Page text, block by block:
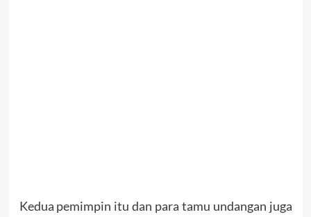
Kedua pemimpin itu dan para tamu undangan juga